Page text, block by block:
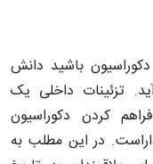
باشید دانش
تزئینات داخلی یک
کردن دکوراسیون
در این مطلب به